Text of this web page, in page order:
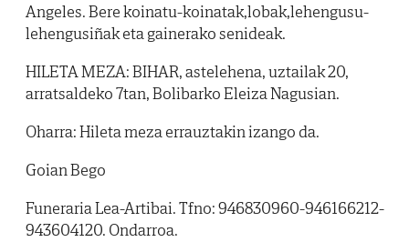
Angeles. Bere koinatu-koinatak,lobak,lehengusu-
lehengusiñak eta gainerako senideak.
HILETA MEZA: BIHAR, astelehena, uztailak 20,
arratsaldeko 7tan, Bolibarko Eleiza Nagusian.
Oharra: Hileta meza errauztakin izango da.
Goian Bego
Funeraria Lea-Artibai. Tfno: 946830960-946166212-
943604120. Ondarroa.